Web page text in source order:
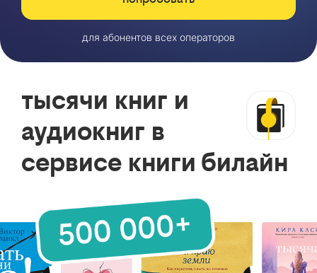
для абонентов всех операторов
тысячи книг и
аудиокниг в
сервисе книги билайн